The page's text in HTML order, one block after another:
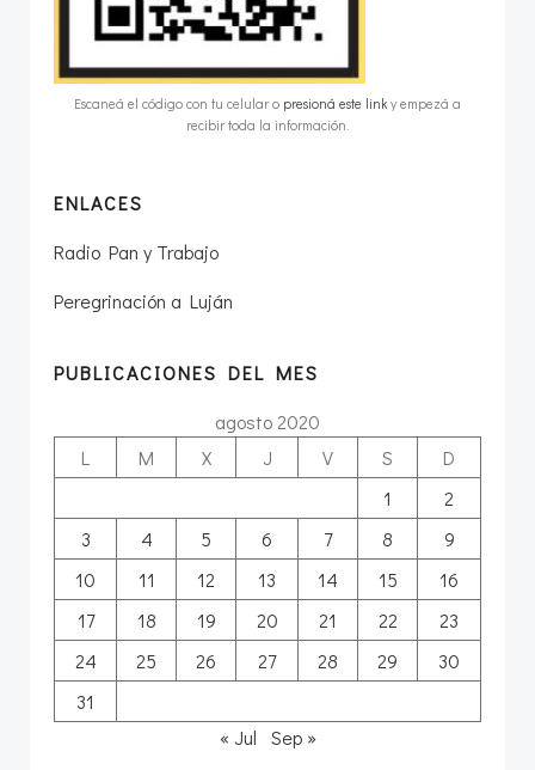
Escaneá el código con tu celular o presioná este link y empezá a
recibir toda la información.
ENLACES
Radio Pan y Trabajo
Peregrinación a Luján
PUBLICACIONES DEL MES
agosto 2020
L
M X J V S
D
1
2
3
4 5 6 7 8
9
10
11 12 13 14 15
16
17
18 19 20 21 22
23
24
25 26 27 28 29
30
31
« Jul
Sep »